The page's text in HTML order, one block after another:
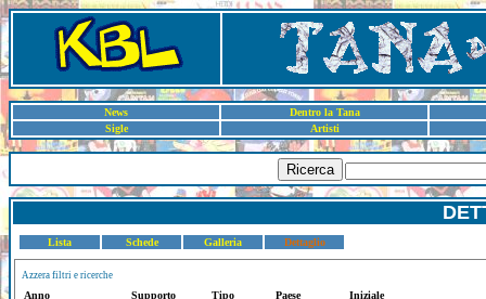
News
Dentro la Tana
Sigle
Artisti
Ricerca
Lista Schede Galleria Dettaglio
Azzera filtri e ricerche
Anno Supporto Tipo Paese Iniziale